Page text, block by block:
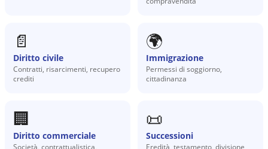
📄
Diritto civile
Contratti, risarcimenti, recupero
crediti
🌍
Immigrazione
Permessi di soggiorno,
cittadinanza
🏢
Diritto commerciale
Società, contrattualistica,
📜
Successioni
Eredità, testamento, divisione